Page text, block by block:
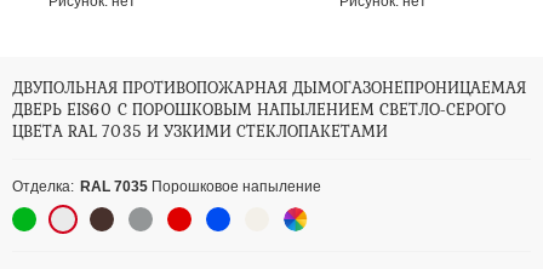
ДВУПОЛЬНАЯ ПРОТИВОПОЖАРНАЯ ДЫМОГАЗОНЕПРОНИЦАЕМАЯ
ДВЕРЬ EIS60 С ПОРОШКОВЫМ НАПЫЛЕНИЕМ СВЕТЛО-СЕРОГО
ЦВЕТА RAL 7035 И УЗКИМИ СТЕКЛОПАКЕТАМИ
Отделка: RAL 7035 Порошковое напыление